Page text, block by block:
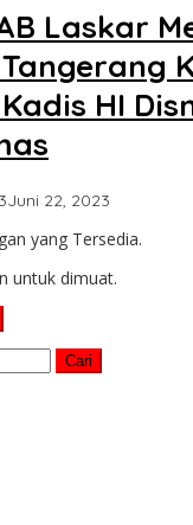
Laskar
HI
Juni 22, 2023
KPK
yang Tersedia.
untuk dimuat.